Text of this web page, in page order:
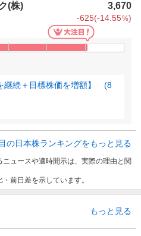
(株) 3,670
-625(-14.55%)
継続＋目標株価を増額】 (8
の日本株ランキングをもっと見る
ュースや適時開示は、実際の理由と関
前日差を示しています。
もっと見る